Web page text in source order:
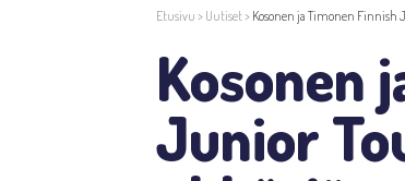
Etusivu > Uutiset> Kosonen ja Timonen Finnish
Kosonen
Junior